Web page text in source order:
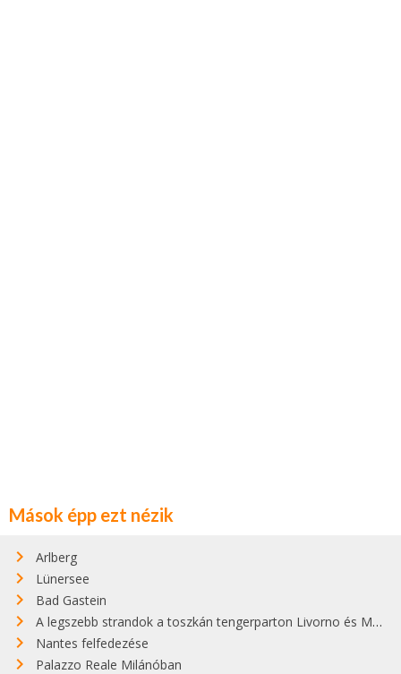
Mások épp ezt nézik
Arlberg
Lünersee
Bad Gastein
A legszebb strandok a toszkán tengerparton Livorno és Maremma között
Nantes felfedezése
Palazzo Reale Milánóban